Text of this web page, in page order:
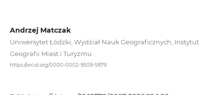
Andrzej Matczak
Uniwersytet Łódzki, Wydział Nauk Geograficznych, Instytut
Geografii Miast i Turyzmu
https://orcid.org/0000-0002-9509-5879